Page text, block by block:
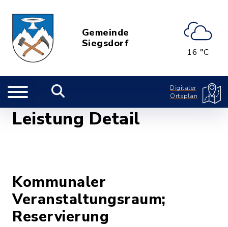
Gemeinde
Siegsdorf
16 °C
Digitaler
Ortsplan
Leistung Detail
Kommunaler
Veranstaltungsraum;
Reservierung